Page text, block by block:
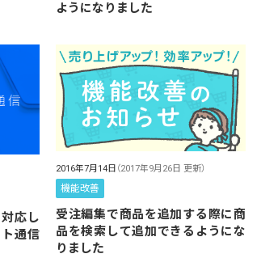
ようになりました
応し
通信
2016年7月14日 （2017年9月26日 更新）
機能改善
受注編集で商品を追加する際に商
品を検索して追加できるようにな
りました